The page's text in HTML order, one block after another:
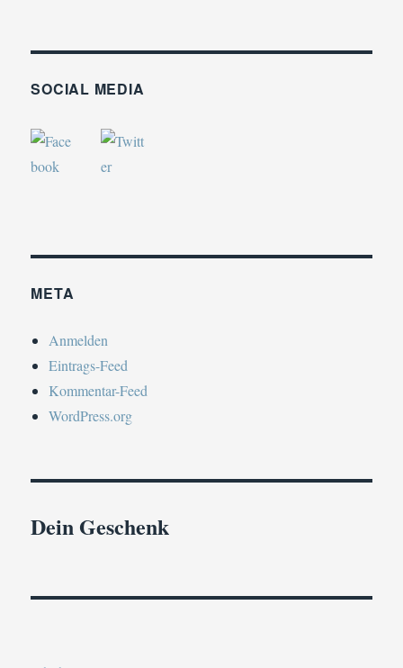
SOCIAL MEDIA
META
Anmelden
Eintrags-Feed
Kommentar-Feed
WordPress.org
Dein Geschenk